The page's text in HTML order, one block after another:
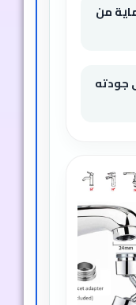
من
جودته